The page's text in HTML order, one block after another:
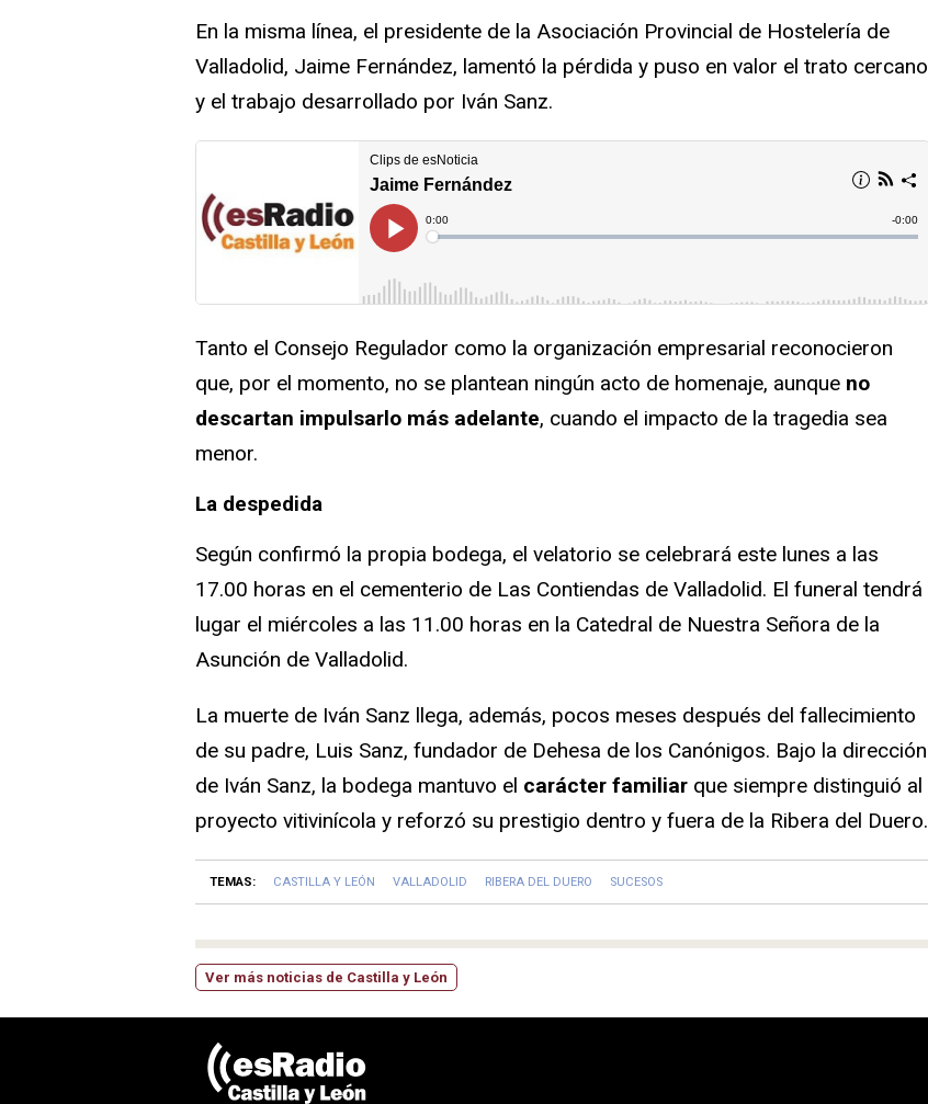
En la misma línea, el presidente de la Asociación Provincial de Hostelería de
Valladolid, Jaime Fernández, lamentó la pérdida y puso en valor el trato cercano
y el trabajo desarrollado por Iván Sanz.
Tanto el Consejo Regulador como la organización empresarial reconocieron
que, por el momento, no se plantean ningún acto de homenaje, aunque no
descartan impulsarlo más adelante, cuando el impacto de la tragedia sea
menor.
La despedida
Según confirmó la propia bodega, el velatorio se celebrará este lunes a las
17.00 horas en el cementerio de Las Contiendas de Valladolid. El funeral tendrá
lugar el miércoles a las 11.00 horas en la Catedral de Nuestra Señora de la
Asunción de Valladolid.
La muerte de Iván Sanz llega, además, pocos meses después del fallecimiento
de su padre, Luis Sanz, fundador de Dehesa de los Canónigos. Bajo la dirección
de Iván Sanz, la bodega mantuvo el carácter familiar que siempre distinguió al
proyecto vitivinícola y reforzó su prestigio dentro y fuera de la Ribera del Duero.
TEMAS: CASTILLA Y LEÓN VALLADOLID RIBERA DEL DUERO SUCESOS
Ver más noticias de Castilla y León